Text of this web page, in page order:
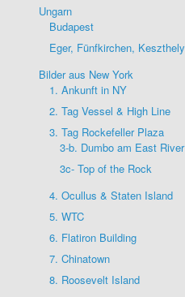
Ungarn
Budapest
Eger, Fünfkirchen, Keszthely
Bilder aus New York
1. Ankunft in NY
2. Tag Vessel & High Line
3. Tag Rockefeller Plaza
3-b. Dumbo am East River
3c- Top of the Rock
4. Ocullus & Staten Island
5. WTC
6. Flatiron Building
7. Chinatown
8. Roosevelt Island